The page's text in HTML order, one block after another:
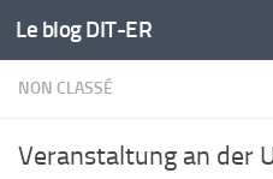
Skip to content
Le blog DIT-ER
NON CLASSÉ
Veranstaltung an der